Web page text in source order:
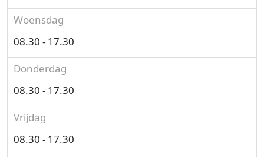
Woensdag
08.30 - 17.30
Donderdag
08.30 - 17.30
Vrijdag
08.30 - 17.30